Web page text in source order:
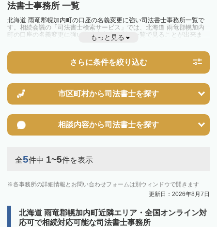
法書士事務所 一覧
北海道 雨竜郡幌加内町の口座の名義変更に強い司法書士事務所一覧で
す。相続会議の「司法書士検索サービス」では、北海道 雨竜郡幌加内
町の口座の名義変更に強い司法書士事務所を一覧で見ることが出来ま
す。相続のトラブルやお悩みを抱えている方は一度近隣の司法書士に相
もっと見る
さらに条件を絞り込む
市区町村から司法書士を探す
相談内容から司法書士を探す
全5件中 1~5件を表示
各事務所の詳細情報とお問い合わせフォームは別ウィンドウで開きます
更新日：2026年8月7日
北海道 雨竜郡幌加内町近隣エリア・全国オンライン対
応可で相続対応可能な司法書士事務所